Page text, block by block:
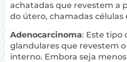
achatadas que revestem a
do útero, chamadas células
Adenocarcinoma: Este tipo
glandulares que revestem
interno. Embora seja